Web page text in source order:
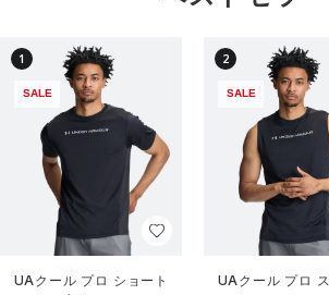
1
SALE
UAクール プロ ショート
2
SALE
UAクール プロ